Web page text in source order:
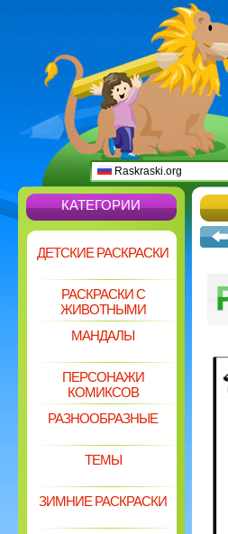
Raskraski.org
КАТЕГОРИИ
ДЕТСКИЕ РАСКРАСКИ
РАСКРАСКИ С
ЖИВОТНЫМИ
МАНДАЛЫ
ПЕРСОНАЖИ
КОМИКСОВ
РАЗНООБРАЗНЫЕ
ТЕМЫ
ЗИМНИЕ РАСКРАСКИ